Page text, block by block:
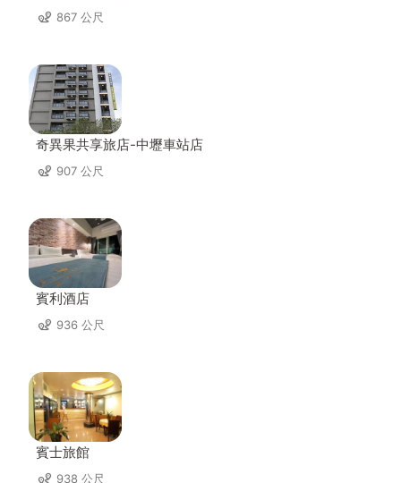
867 公尺
奇異果共享旅店-中壢車站店
907 公尺
賓利酒店
936 公尺
賓士旅館
938 公尺